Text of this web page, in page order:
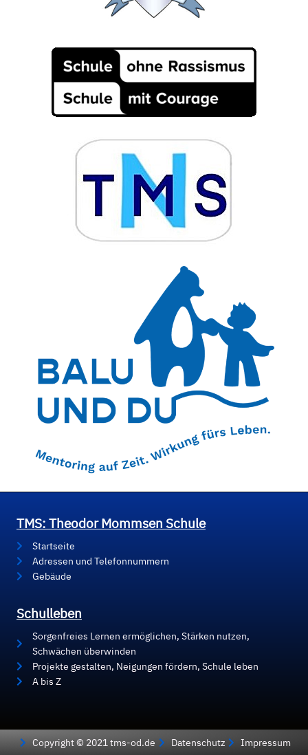
TMS: Theodor Mommsen Schule
Startseite
Adressen und Telefonnummern
Gebäude
Schulleben
Sorgenfreies Lernen ermöglichen, Stärken nutzen,
Schwächen überwinden
Projekte gestalten, Neigungen fördern, Schule leben
A bis Z
Copyright © 2021 tms-od.de Datenschutz Impressum